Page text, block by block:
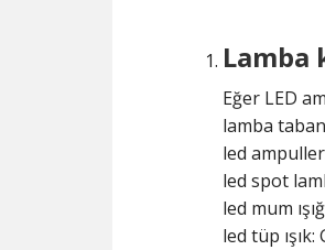
Eğer LED
lamba
led
led spot
led mum
led tüp